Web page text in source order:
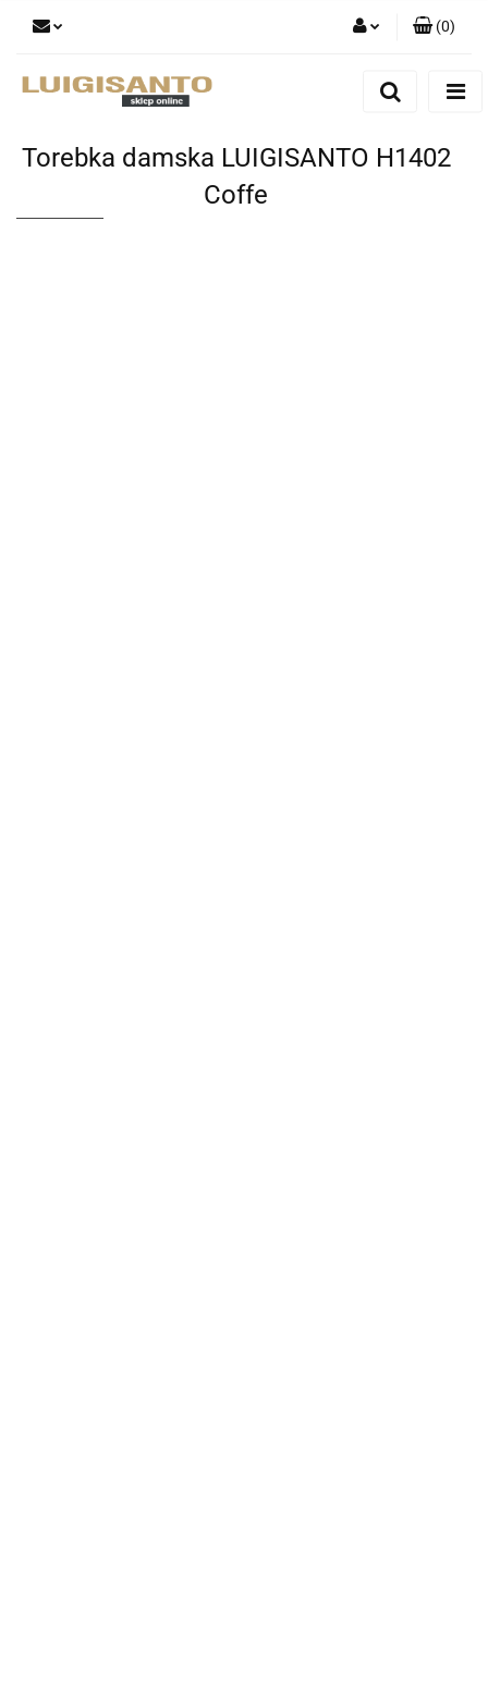
Dodaj zgłoszenie
(0)
Torebka damska LUIGISANTO H1402
Coffe